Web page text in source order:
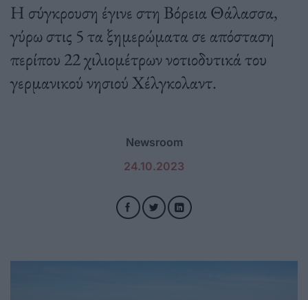
Η σύγκρουση έγινε στη Βόρεια Θάλασσα,
γύρω στις 5 τα ξημερώματα σε απόσταση
περίπου 22 χιλιομέτρων νοτιοδυτικά του
γερμανικού νησιού Χέλγκολαντ.
Newsroom
24.10.2023